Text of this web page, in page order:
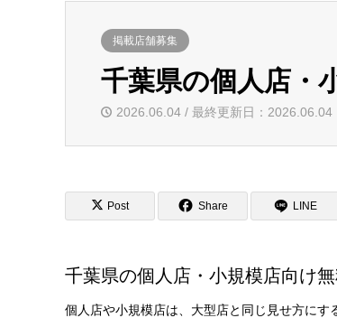
掲載店舗募集
千葉県の個人店・
2026.06.04 / 最終更新日：2026.06.04
Post Share LINE
千葉県の個人店・小規模店向け
個人店や小規模店は、大型店と同じ見せ方にす